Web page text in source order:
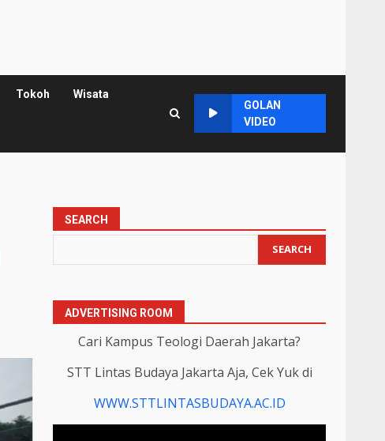
Tokoh Wisata
GOLAN
VIDEO
SEARCH
SEARCH
ADVERTISING ROOM
Cari Kampus Teologi Daerah Jakarta?
STT Lintas Budaya Jakarta Aja, Cek Yuk di
WWW.STTLINTASBUDAYA.AC.ID